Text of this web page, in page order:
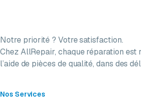
Notre priorité ? Votre satisfaction.
Chez AllRepair, chaque réparation est
l’aide de pièces de qualité, dans des
Nos Services